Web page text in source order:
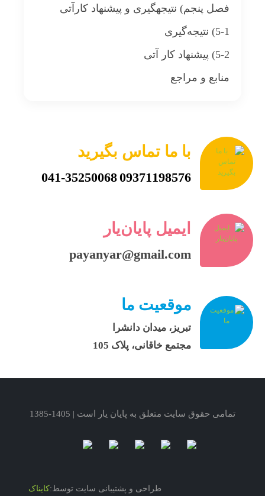
فصل پنجم) نتیجه‎گیری و پیشنهاد کارآتی
5-1) نتیجه‌گیری
5-2) پیشنهاد کار آتی
منابع و مراجع
با ما تماس بگیرید
09371198576
041-35250068
ایمیل پایان‌یار
payanyar@gmail.com
موقعیت ما
تبریز، میدان دانشرا
مجتمع خاقانی، پلاک 105
تمامی حقوق سایت متعلق به پایان یار است | 1405-1385
طراحی و پشتیبانی سایت توسط:کایناک